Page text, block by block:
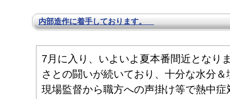
内部造作に着手しております。
7月に入り、いよいよ夏本番間近となり
さとの闘いが続いており、十分な水分
現場監督から職方への声掛け等で熱中